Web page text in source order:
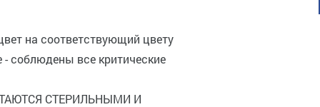
на соответствующий цвету
соблюдены все критические
СТЕРИЛЬНЫМИ И